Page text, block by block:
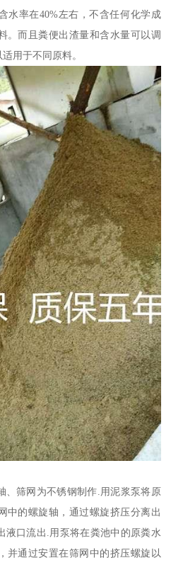
水率在40%左右，不含任何化学成
。而且粪便出渣量和含水量可以调
用于不同原料。
、筛网为不锈钢制作.用泥浆泵将原
中的螺旋轴，通过螺旋挤压分离出
液口流出.用泵将在粪池中的原粪水
并通过安置在筛网中的挤压螺旋以